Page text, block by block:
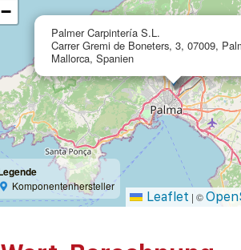
Palmer Carpintería S.L.
Carrer Gremi de Boneters, 3, 07009,
Mallorca, Spanien
−
Komponentenhersteller
Leaflet | ©